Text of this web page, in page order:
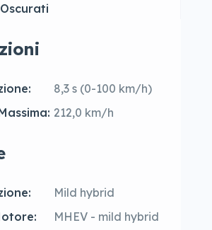
8,3 s (0-100 km/h)
212,0 km/h
Mild hybrid
MHEV - mild hybrid